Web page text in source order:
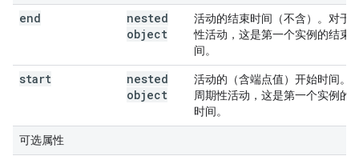
end
nested
object
活动的结束时间（不含）。对于
性活动，这是第一个实例的结束
间。
start
nested
object
活动的（含端点值）开始时间。
周期性活动，这是第一个实例的
时间。
可选属性